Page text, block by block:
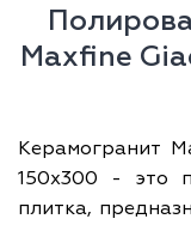
Maxfine
Керамогранит
150x300 - это
плитка,